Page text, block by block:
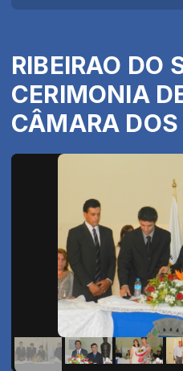
RIBEIRAO DO
CERIMONIA
CÂMARA DOS